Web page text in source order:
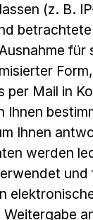
(z. B.
für
per Mail in
Ihnen
Ihnen
werden
und
Weitergabe